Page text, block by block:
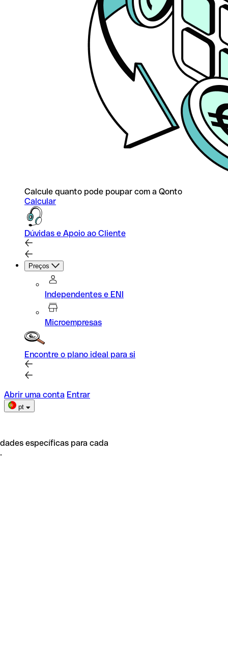
Calcule quanto pode poupar com a Qonto
Calcular
Dúvidas e Apoio ao Cliente
Preços
Independentes e ENI
Microempresas
Encontre o plano ideal para si
Abrir uma conta Entrar
pt
específicas para cada